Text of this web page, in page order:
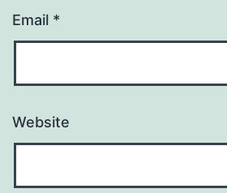
Email *
Website